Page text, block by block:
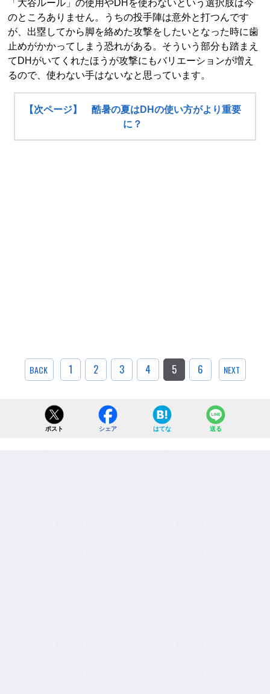
「大谷ルール」の使用やDHを使わないという選択肢は今
のところありません。うちの投手陣は意外と打つんです
が、出塁してから脚を絡めた攻撃をしたいとなった時に歯
止めがかかってしまう恐れがある。そういう部分も踏まえ
てDHがいてくれたほうが攻撃にもバリエーションが増え
るので、使わない手はないなと思っています。
【次ページ】 酷暑の夏はDHの使い方がより重要
に？
BACK 1 2 3 4 5 6 NEXT
ポスト シェア はてな 送る